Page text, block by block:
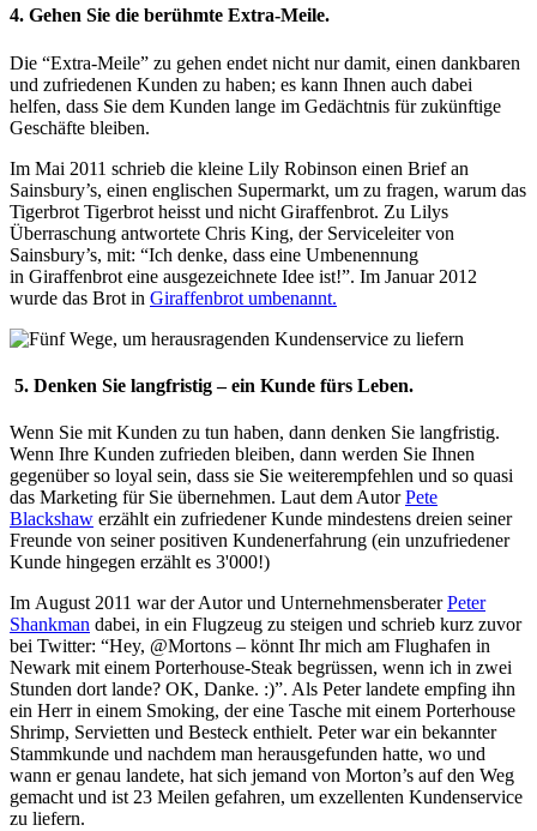
4. Gehen Sie die berühmte Extra-Meile.
Die “Extra-Meile” zu gehen endet nicht nur damit, einen dankbaren
und zufriedenen Kunden zu haben; es kann Ihnen auch dabei
helfen, dass Sie dem Kunden lange im Gedächtnis für zukünftige
Geschäfte bleiben.
Im Mai 2011 schrieb die kleine Lily Robinson einen Brief an
Sainsbury’s, einen englischen Supermarkt, um zu fragen, warum das
Tigerbrot Tigerbrot heisst und nicht Giraffenbrot. Zu Lilys
Überraschung antwortete Chris King, der Serviceleiter von
Sainsbury’s, mit: “Ich denke, dass eine Umbenennung
in Giraffenbrot eine ausgezeichnete Idee ist!”. Im Januar 2012
wurde das Brot in Giraffenbrot umbenannt.
5. Denken Sie langfristig – ein Kunde fürs Leben.
Wenn Sie mit Kunden zu tun haben, dann denken Sie langfristig.
Wenn Ihre Kunden zufrieden bleiben, dann werden Sie Ihnen
gegenüber so loyal sein, dass sie Sie weiterempfehlen und so quasi
das Marketing für Sie übernehmen. Laut dem AutorPete
Blackshaw erzählt ein zufriedener Kunde mindestens dreien seiner
Freunde von seiner positiven Kundenerfahrung (ein unzufriedener
Kunde hingegen erzählt es 3'000!)
Im August 2011 war der Autor und UnternehmensberaterPeter
Shankman dabei, in ein Flugzeug zu steigen und schrieb kurz zuvor
bei Twitter: “Hey, @Mortons – könnt Ihr mich am Flughafen in
Newark mit einem Porterhouse-Steak begrüssen, wenn ich in zwei
Stunden dort lande? OK, Danke. :)”. Als Peter landete empfing ihn
ein Herr in einem Smoking, der eine Tasche mit einem Porterhouse
Shrimp, Servietten und Besteck enthielt. Peter war ein bekannter
Stammkunde und nachdem man herausgefunden hatte, wo und
wann er genau landete, hat sich jemand von Morton’s auf den Weg
gemacht und ist 23 Meilen gefahren, um exzellenten Kundenservice
zu liefern.